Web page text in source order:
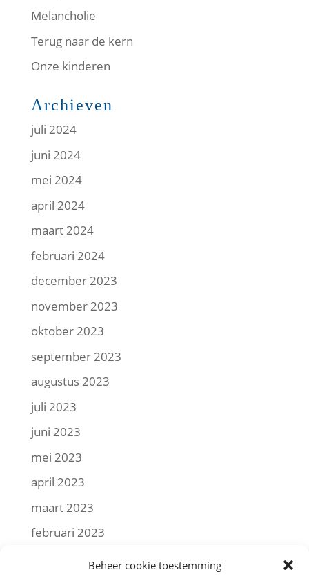
Beheer cookie toestemming
Melancholie
Terug naar de kern
Onze kinderen
Archieven
juli 2024
juni 2024
mei 2024
april 2024
maart 2024
februari 2024
december 2023
november 2023
oktober 2023
september 2023
augustus 2023
juli 2023
juni 2023
mei 2023
april 2023
maart 2023
februari 2023